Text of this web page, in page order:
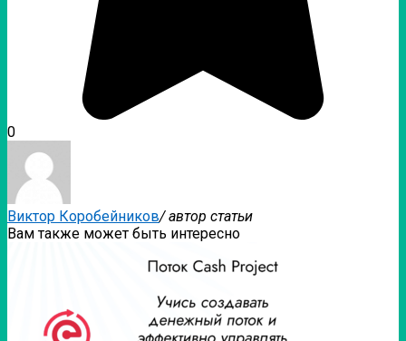
0
Виктор Коробейников/ автор статьи
Вам также может быть интересно